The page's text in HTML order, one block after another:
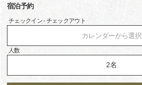
宿泊予約
チェックイン - チェックアウト
カレンダーから選択
人数